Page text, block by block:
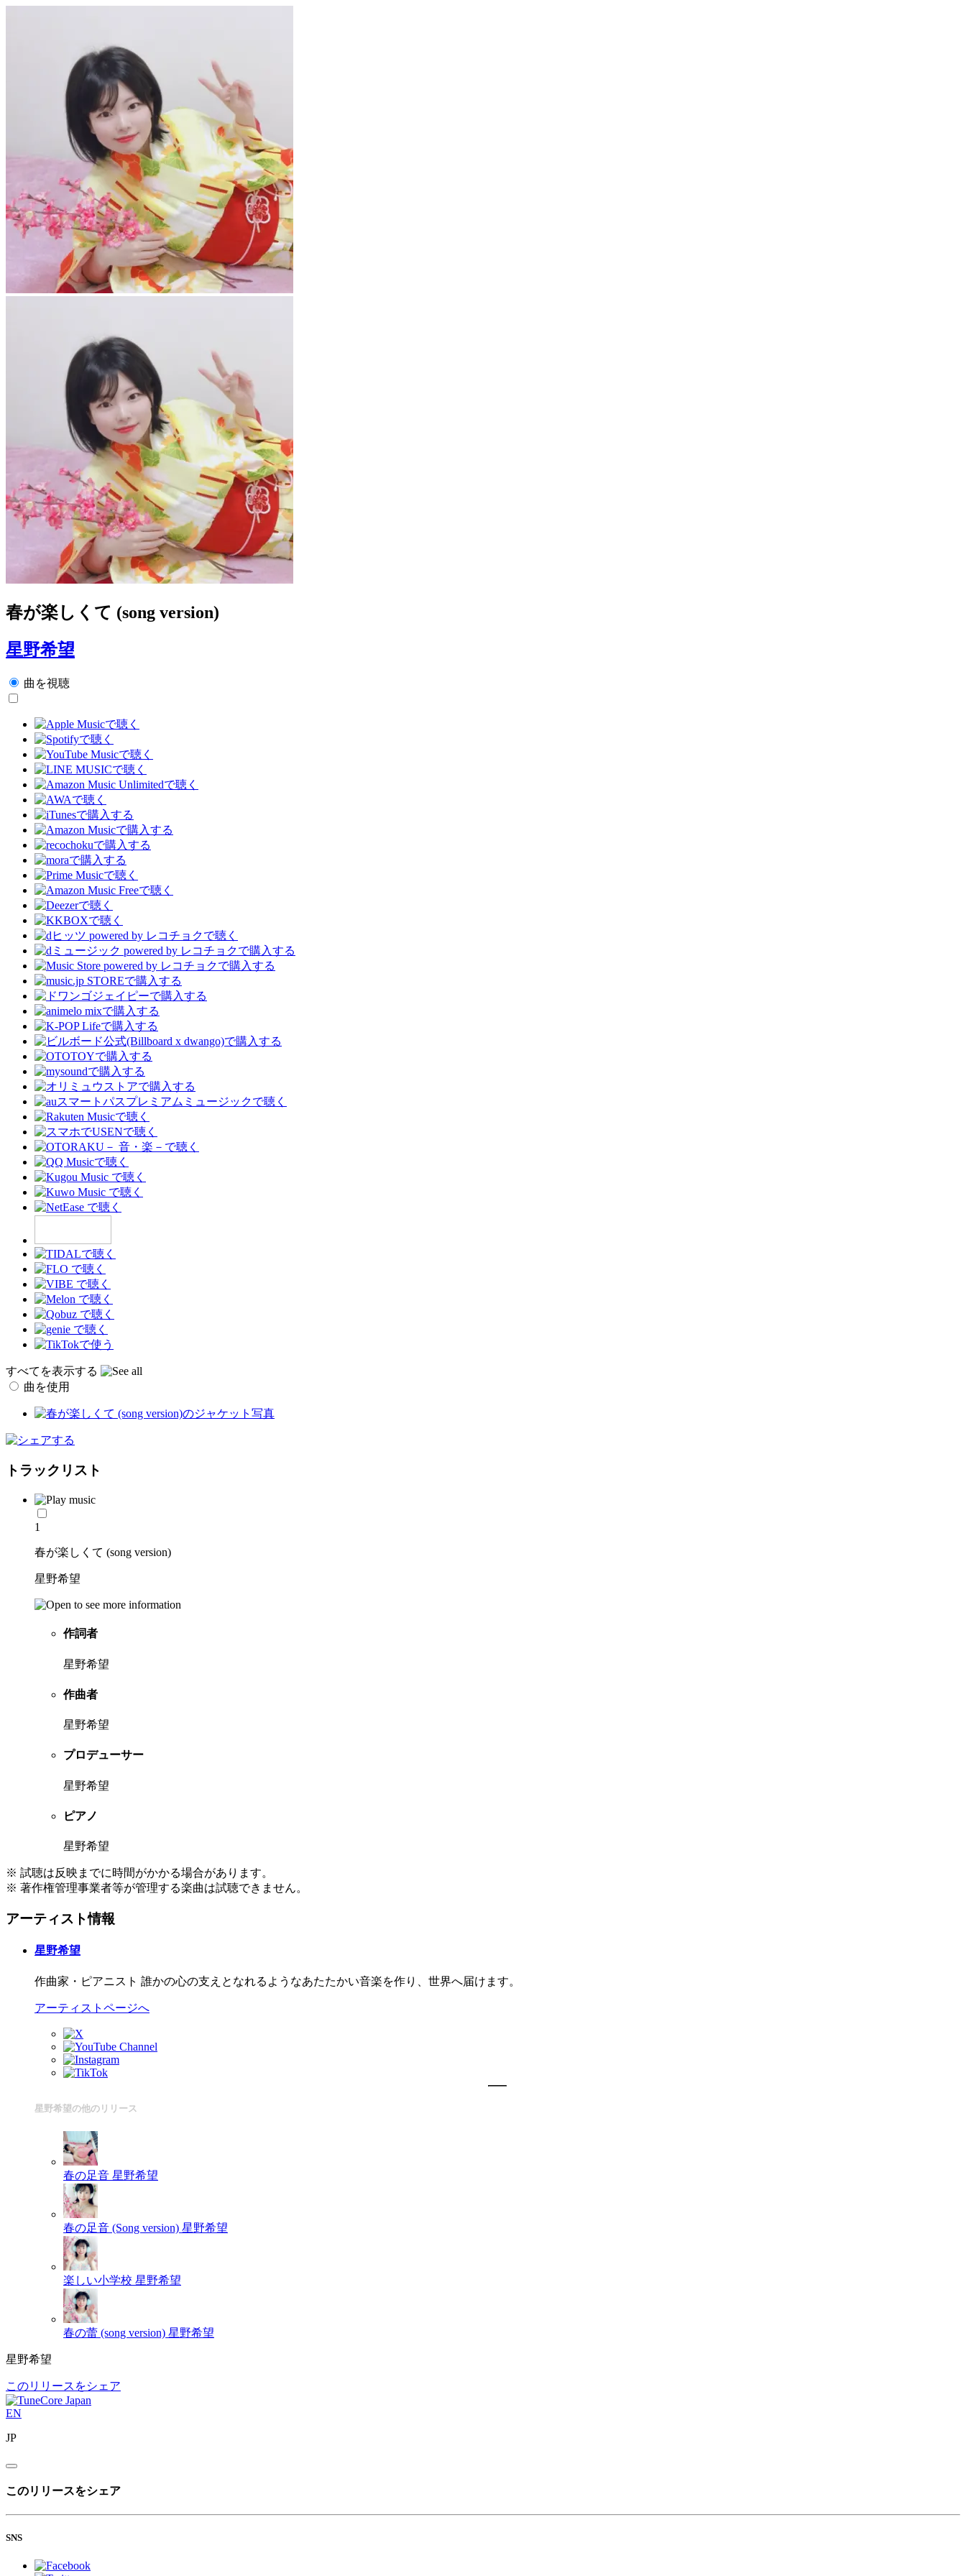
春が楽しくて (song version)
星野希望
曲を視聴
すべてを表示する
曲を使用
トラックリスト
1
春が楽しくて (song version)
星野希望
作詞者
星野希望
作曲者
星野希望
プロデューサー
星野希望
ピアノ
星野希望
※ 試聴は反映までに時間がかかる場合があります。
※ 著作権管理事業者等が管理する楽曲は試聴できません。
アーティスト情報
星野希望
作曲家・ピアニスト 誰かの心の支えとなれるようなあたたかい音楽を作り、世界へ届けます。
アーティストページへ
星野希望の他のリリース
春の足音 星野希望
春の足音 (Song version) 星野希望
楽しい小学校 星野希望
春の蕾 (song version) 星野希望
星野希望
このリリースをシェア
EN
JP
このリリースをシェア
SNS